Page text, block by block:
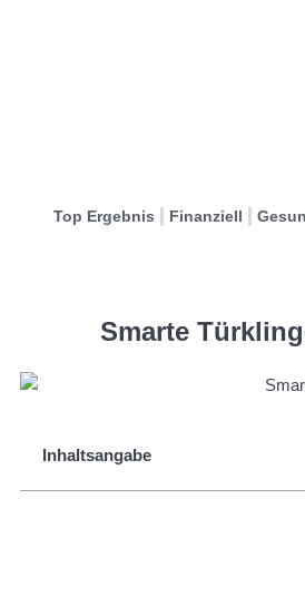
Top Ergebnis Finanziell
Smarte
Inhaltsangabe